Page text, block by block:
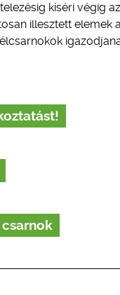
kíséri végig
illesztett elemek
csarnok